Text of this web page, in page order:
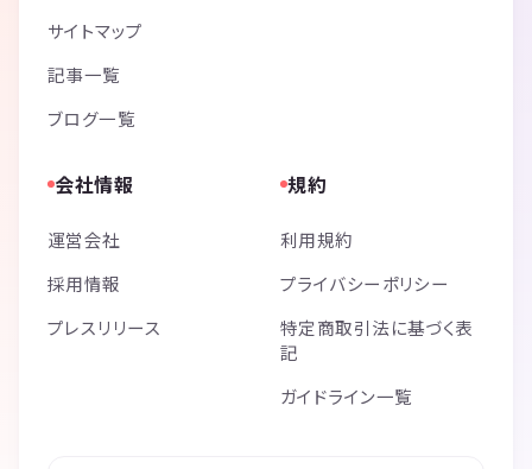
サイトマップ
記事一覧
ブログ一覧
会社情報
運営会社
採用情報
プレスリリース
規約
利用規約
プライバシーポリシー
特定商取引法に基づく表
記
ガイドライン一覧